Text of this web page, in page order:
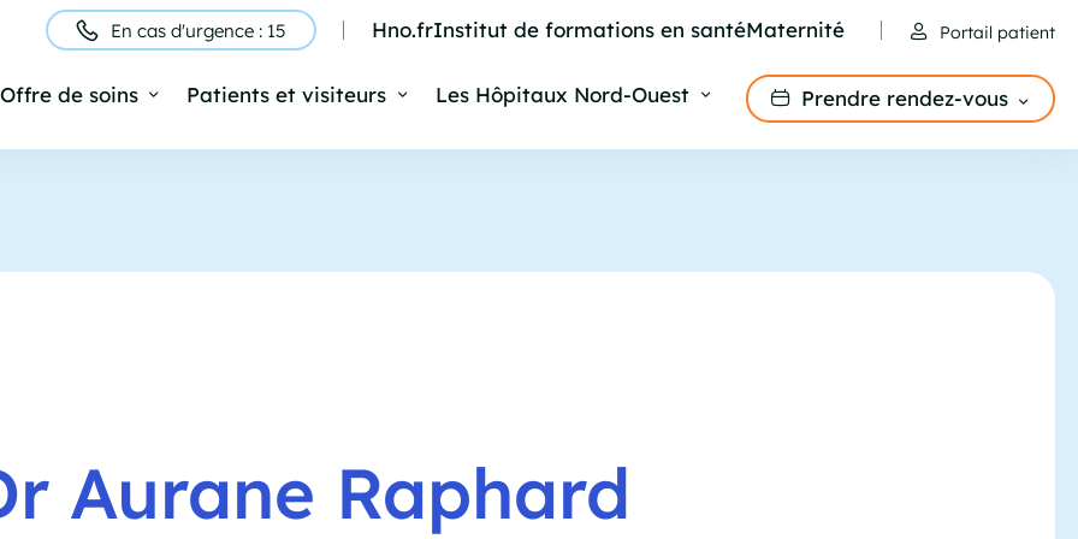
Entête
En cas d'urgence : 15 Hno.frInstitut de formations en santéMaternité Portail patient
Offre de soins Patients et visiteurs Les Hôpitaux Nord-Ouest Prendre rendez-vous
Aurane Raphard